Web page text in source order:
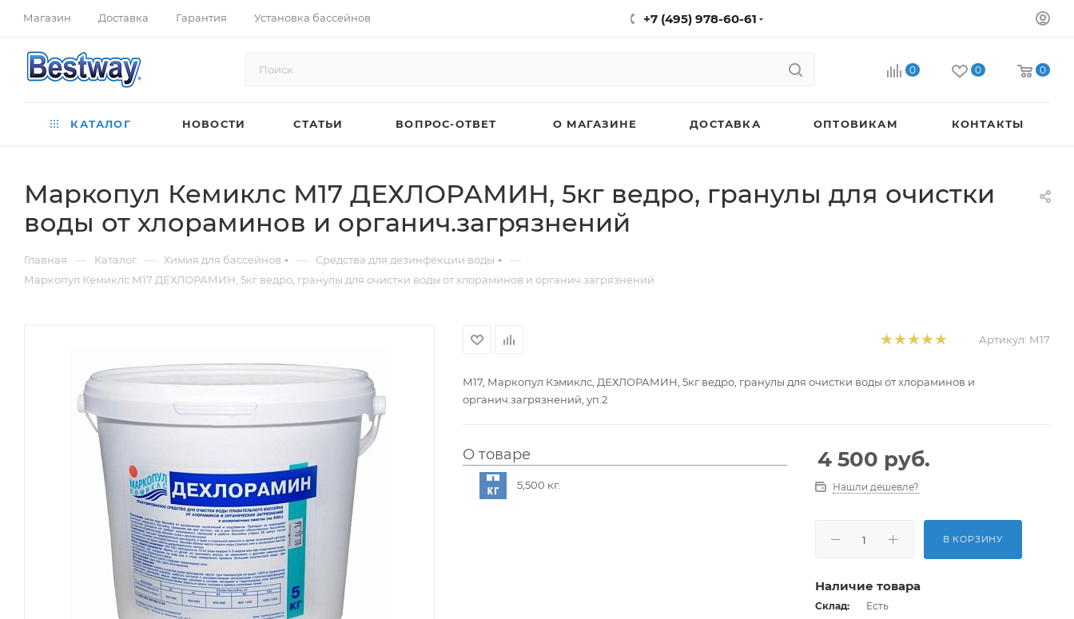
Магазин Доставка Гарантия Установка бассейнов +7 (495) 978-60-61
0 0 0
КАТАЛОГ НОВОСТИ СТАТЬИ ВОПРОС-ОТВЕТ О МАГАЗИНЕ ДОСТАВКА ОПТОВИКАМ КОНТАКТЫ
Маркопул Кемиклс М17 ДЕХЛОРАМИН, 5кг ведро, гранулы для очистки
воды от хлораминов и органич.загрязнений
Главная — Каталог — Химия для бассейнов — Средства для дезинфекции воды —
Маркопул Кемиклс М17 ДЕХЛОРАМИН, 5кг ведро, гранулы для очистки воды от хлораминов и органич.загрязнений
Артикул: М17
М17, Маркопул Кэмиклс, ДЕХЛОРАМИН, 5кг ведро, гранулы для очистки воды от хлораминов и
органич.загрязнений, уп.2
О товаре
5,500 кг.
4 500 руб.
Нашли дешевле?
В КОРЗИНУ
Наличие товара
Склад:
Есть